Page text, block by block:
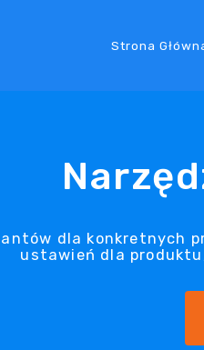
Strona
dla konkretnych
ustawień dla